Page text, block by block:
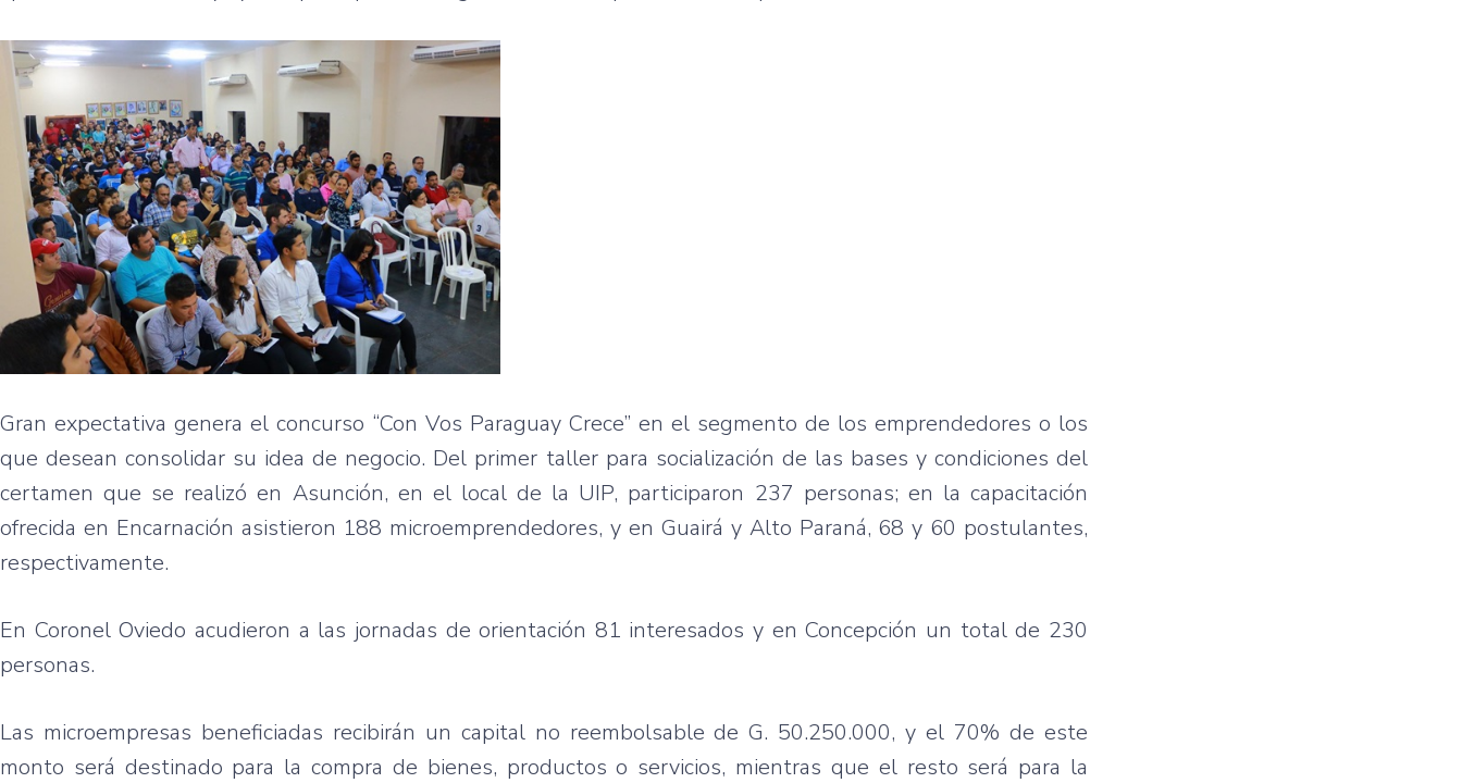
Gran expectativa genera el concurso “Con Vos Paraguay Crece” en el segmento de los emprendedores o los
que desean consolidar su idea de negocio. Del primer taller para socialización de las bases y condiciones del
certamen que se realizó en Asunción, en el local de la UIP, participaron 237 personas; en la capacitación
ofrecida en Encarnación asistieron 188 microemprendedores, y en Guairá y Alto Paraná, 68 y 60 postulantes,
respectivamente.
En Coronel Oviedo acudieron a las jornadas de orientación 81 interesados y en Concepción un total de 230
personas.
Las microempresas beneficiadas recibirán un capital no reembolsable de G. 50.250.000, y el 70% de este
monto será destinado para la compra de bienes, productos o servicios, mientras que el resto será para la